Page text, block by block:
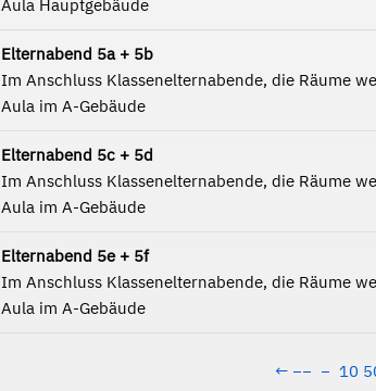
Aula Hauptgebäude
Elternabend 5a + 5b
Im Anschluss Klassenelternabende, die Räume
Aula im A-Gebäude
Elternabend 5c + 5d
Im Anschluss Klassenelternabende, die Räume
Aula im A-Gebäude
Elternabend 5e + 5f
Im Anschluss Klassenelternabende, die Räume
Aula im A-Gebäude
← −− − 10